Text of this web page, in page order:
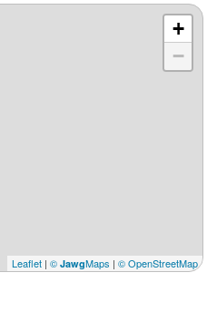
+
−
Leaflet | © JawgMaps | © OpenStreetMap